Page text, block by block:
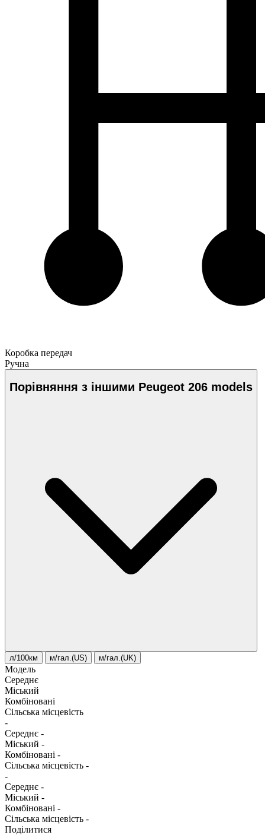
Коробка передач
Ручна
Порівняння з іншими Peugeot 206 models
л/100км м/гал.(US) м/гал.(UK)
Модель
Середнє
Міський
Комбіновані
Сільська місцевість
-
Середнє -
Міський -
Комбіновані -
Сільська місцевість -
-
Середнє -
Міський -
Комбіновані -
Сільська місцевість -
Поділитися